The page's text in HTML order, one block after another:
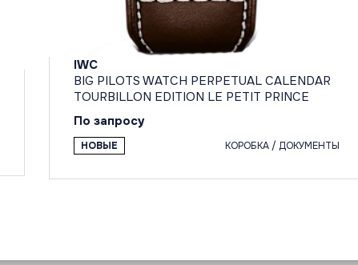
IWC
BIG PILOTS WATCH PERPETUAL CALENDAR
TOURBILLON EDITION LE PETIT PRINCE
По запросу
НОВЫЕ КОРОБКА / ДОКУМЕНТЫ